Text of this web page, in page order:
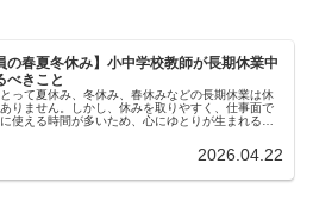
の春夏冬休み】小中学校教師が長期休業中
べきこと
って夏休み、冬休み、春休みなどの長期休業は休
りません。しかし、休みを取りやすく、仕事面で
使える時間が多いため、心にゆとりが生まれる貴
2026.04.22